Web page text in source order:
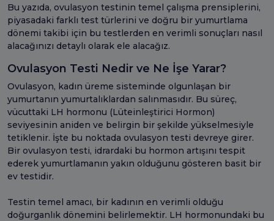
Bu yazıda, ovulasyon testinin temel çalışma prensiplerini,
piyasadaki farklı test türlerini ve doğru bir yumurtlama
dönemi takibi için bu testlerden en verimli sonuçları nasıl
alacağınızı detaylı olarak ele alacağız.
Ovulasyon Testi Nedir ve Ne İşe Yarar?
Ovulasyon, kadın üreme sisteminde olgunlaşan bir
yumurtanın yumurtalıklardan salınmasıdır. Bu süreç,
vücuttaki LH hormonu (Lüteinleştirici Hormon)
seviyesinin aniden ve belirgin bir şekilde yükselmesiyle
tetiklenir. İşte bu noktada ovulasyon testi devreye girer.
Bir ovulasyon testi, idrardaki bu hormon artışını tespit
ederek yumurtlamanın yakın olduğunu gösteren basit bir
ev testidir.
Testin temel amacı, bir kadının en verimli olduğu
doğurganlık dönemini belirlemektir. LH hormonundaki bu